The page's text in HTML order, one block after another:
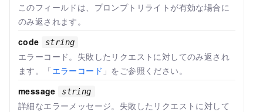
このフィールドは、プロンプトリライトが有効な場合に
のみ返されます。
code
string
エラーコード。失敗したリクエストに対してのみ返され
ます。「エラーコード 」をご参照ください。
message
string
詳細なエラーメッセージ。失敗したリクエストに対して